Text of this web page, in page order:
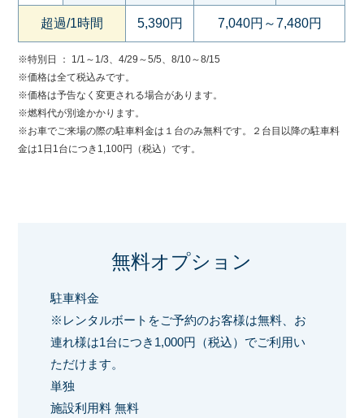
超過/1時間 5,390円 7,040円～7,480円
※特別日 ： 1/1～1/3、4/29～5/5、8/10～8/15
※価格は全て税込みです。
※価格は予告なく変更される場合があります。
※燃料代が別途かかります。
※お車でご来場の際の駐車料金は１台のみ無料です。２台目以降の駐車料
金は1日1台につき1,100円（税込）です。
無料オプション
駐車料金
※レンタルボートをご予約のお客様は無料、お
連れ様は1台につき1,000円（税込）でご利用い
ただけます。
単独
施設利用料 無料